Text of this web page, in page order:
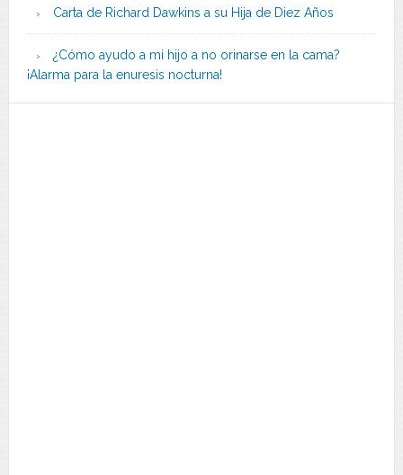
Carta de Richard Dawkins a su Hija de Diez Años
¿Cómo ayudo a mi hijo a no orinarse en la cama?
¡Alarma para la enuresis nocturna!